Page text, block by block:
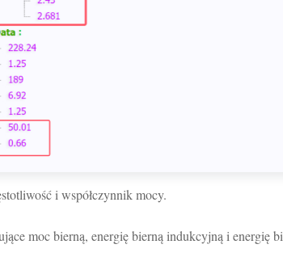
i współczynnik mocy.
moc bierną, energię bierną indukcyjną i energię